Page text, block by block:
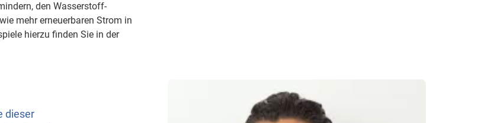
den Wasserstoff-
mehr erneuerbaren Strom in
hierzu finden Sie in der
dieser